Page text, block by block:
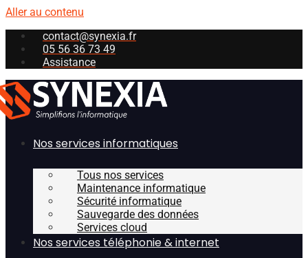
Aller au contenu
contact@synexia.fr
05 56 36 73 49
Assistance
Nos services informatiques
Tous nos services
Maintenance informatique
Sécurité informatique
Sauvegarde des données
Services cloud
Nos services téléphonie & internet